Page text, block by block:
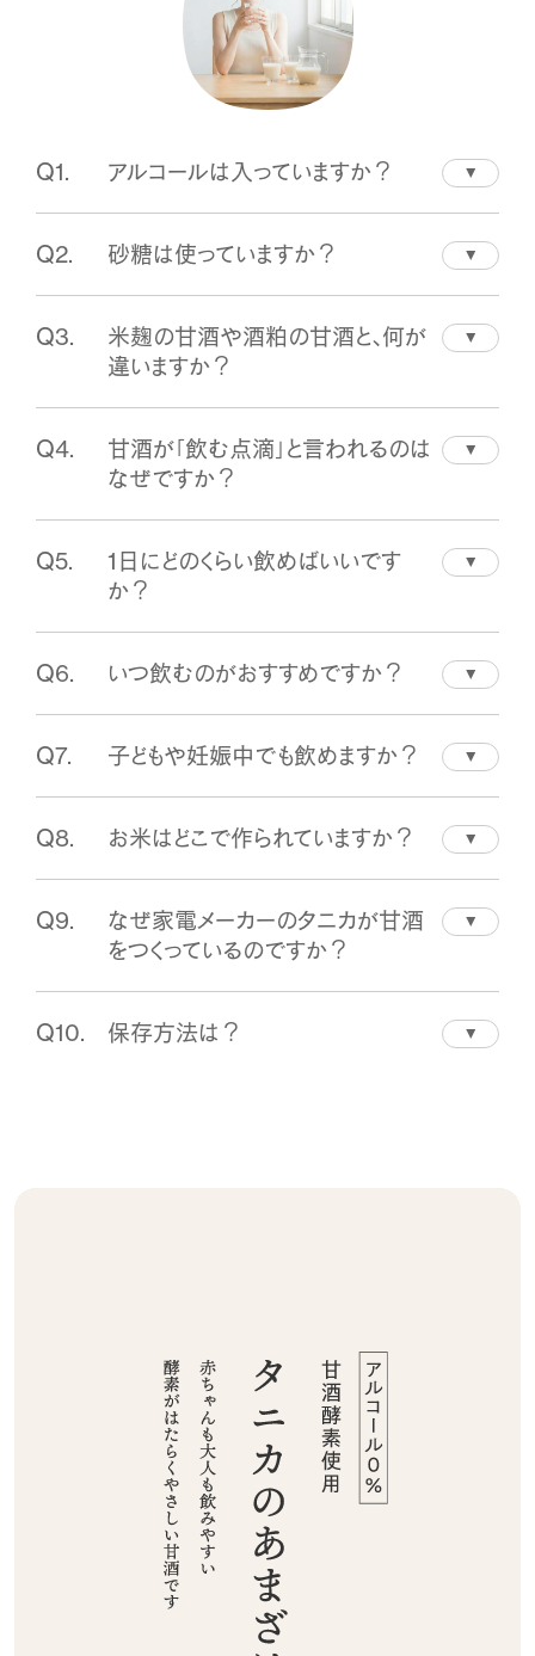
Q1.
アルコールは入っていますか？
や米麹そのものを使わず、米麹から抽出した酵
素でお米のでんぷんを分解する製法です。お
酒が苦手な方にも飲みやすい甘酒です。
Q2.
砂糖は使っていますか？
（岐阜県産コシヒカリ・姫栗田沢米100%）、酵
素」のみ。甘さはすべて、酵素がお米のでんぷ
んを分解して生まれる自然な甘さです。
Q3.
米麹の甘酒や酒粕の甘酒と、何が
違いますか？
くるタイプがあります。タニカのあまざけはその
どちらでもなく、米麹から抽出したタニカ独自
の8種の酵素で、お米を直接分解してつくる製
法です。米麹の粒や酒粕特有のクセがなく、粒
のないなめらかな口あたりで、アルコール分も
Q4.
甘酒が「飲む点滴」と言われるのは
なぜですか？
を含むことから、俗にそう呼ばれています。タニ
カのあまざけも、酵素がお米を分解して生まれ
たブドウ糖や、ビタミンB群などの成分を含みま
す。毎日の栄養補給の一杯としてお楽しみくだ
Q5.
1日にどのくらい飲めばいいです
か？
ップ1杯（約100ml〜200ml）が目安です。水で
割る必要のないストレートタイプなので、コップ
に注いでそのままお飲みいただけます。
Q6.
いつ飲むのがおすすめですか？
に、就寝1〜2時間前になど、生活に合わせてど
うぞ。冷やしてそのまま、温めてもおいしくお飲
みいただけます。
Q7.
子どもや妊娠中でも飲めますか？
様もお飲みいただけます。妊娠中・授乳中の方
もアルコールの心配はありませんが、体調に不
安がある場合はかかりつけの医師にご相談く
ださい。
Q8.
お米はどこで作られていますか？
「伊藤農園」が、笠置山麓を流れる田沢川の水
で育てた、毎年1等米のコシヒカリ「姫栗田沢
米」を100%使用しています。伊藤農園は、タニ
カの元社員・伊藤好寛さんのご実家です。
Q9.
なぜ家電メーカーのタニカが甘酒
をつくっているのですか？
「手作りヨーグルト」の文化を広めた発酵機器
Q10.
保存方法は？